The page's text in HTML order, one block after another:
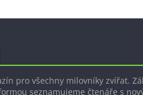
pro všechny milovníky zvířat.
seznamujeme čtenáře s